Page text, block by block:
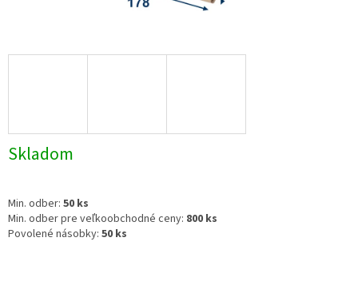
Skladom
Min. odber: 50 ks
Min. odber pre veľkoobchodné ceny: 800 ks
Povolené násobky: 50 ks